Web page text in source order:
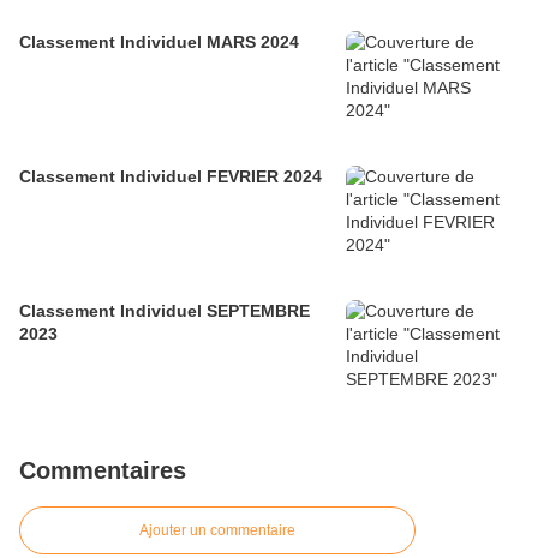
Classement Individuel MARS 2024
Classement Individuel FEVRIER 2024
Classement Individuel SEPTEMBRE
2023
Commentaires
Ajouter un commentaire